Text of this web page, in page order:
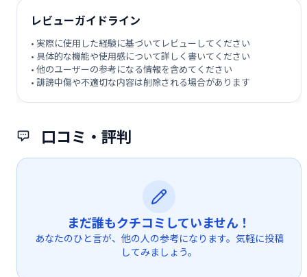
口コミ・評判
まだ誰もクチコミしていません！
あなたのひと言が、他の人の参考になります。気軽に投稿
してみましょう。
レビューガイドライン
• 実際に使用した経験に基づいてレビューしてください
• 具体的な機能や使用感について詳しく書いてください
• 他のユーザーの参考になる情報を含めてください
• 誹謗中傷や不適切な内容は削除される場合があります